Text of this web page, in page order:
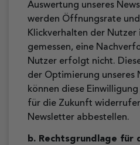
Auswertung unseres
werden Öffnungsrate
Klickverhalten der Nutzer
gemessen, eine
Nutzer erfolgt nicht.
der Optimierung unseres
können diese
für die Zukunft
Newsletter abbestellen.
b. Rechtsgrundlage für